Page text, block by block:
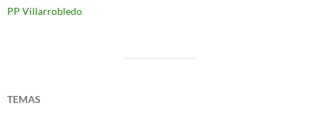
PP Villarrobledo
TEMAS